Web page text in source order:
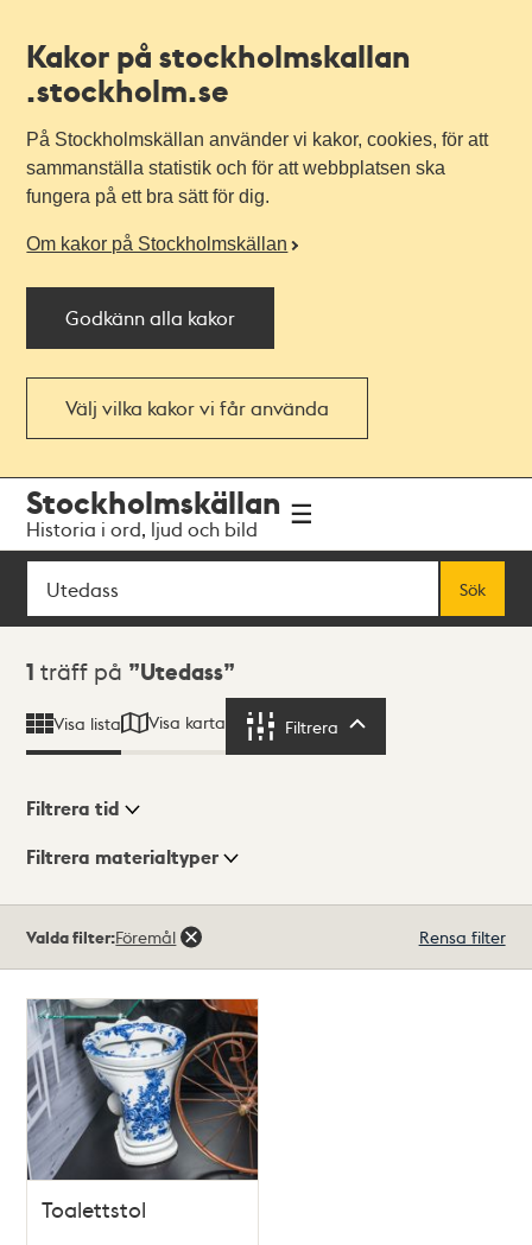
Kakor på stockholmskallan
.stockholm.se
På Stockholmskällan använder vi kakor, cookies, för att
sammanställa statistik och för att webbplatsen ska
fungera på ett bra sätt för dig.
Om kakor på Stockholmskällan
Godkänn alla kakor
Välj vilka kakor vi får använda
navigationen
huvudinnehållet
Stockholmskällan
Historia i ord, ljud och bild
Sök
Sök
Sökresultat
1 träff på Utedass
Visa lista Visa karta Filtrera
Visningsläge
Filtrera tid
Filtrera materialtyper
träffar
Valda filter:Föremål Rensa filter
Toalettstol